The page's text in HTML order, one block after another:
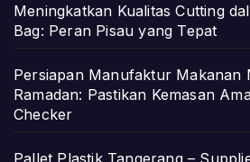
Meningkatkan Kualitas Cutting
Bag: Peran Pisau yang Tepat
Persiapan Manufaktur Makanan
Ramadan: Pastikan Kemasan
Checker
Pallet Plastik Tangerang –